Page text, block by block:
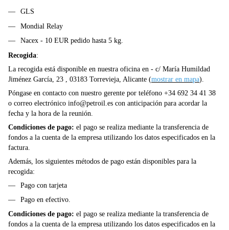
GLS
Mondial Relay
Nacex - 10 EUR pedido hasta 5 kg.
Recogida:
La recogida está disponible en nuestra oficina en - c/ María Humildad
Jiménez García, 23 , 03183 Torrevieja, Alicante (mostrar en mapa).
Póngase en contacto con nuestro gerente por teléfono +34 692 34 41 38
o correo electrónico info@petroil.es con anticipación para acordar la
fecha y la hora de la reunión.
Condiciones de pago: el pago se realiza mediante la transferencia de
fondos a la cuenta de la empresa utilizando los datos especificados en la
factura.
Además, los siguientes métodos de pago están disponibles para la
recogida:
Pago con tarjeta
Pago en efectivo.
Condiciones de pago: el pago se realiza mediante la transferencia de
fondos a la cuenta de la empresa utilizando los datos especificados en la